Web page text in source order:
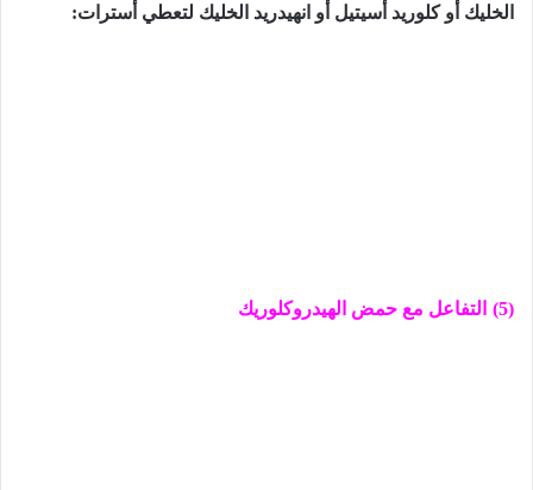
الخليك أو كلوريد أسيتيل أو انهيدريد الخليك لتعطي أسترات:
(5) التفاعل مع حمض الهيدروكلوريك